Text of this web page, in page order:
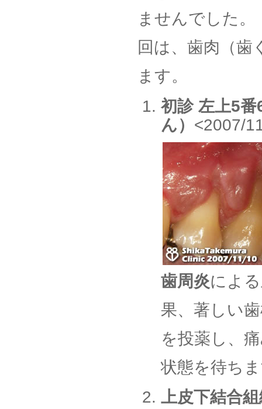
ませんでした
回は、歯肉（歯
ます。
初診 左上5
ん） <2007/
歯周炎によ
果、著しい
を投薬し、
状態を待ち
上皮下結合